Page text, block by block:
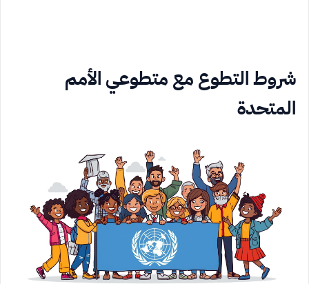
شروط التطوع مع متطوعي الأمم
المتحدة